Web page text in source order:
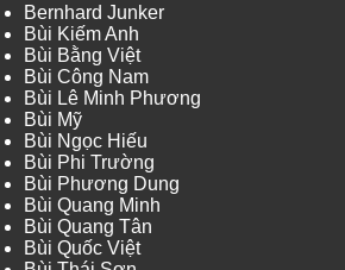
Bernhard Junker
Bùi Kiếm Anh
Bùi Bằng Việt
Bùi Công Nam
Bùi Lê Minh Phương
Bùi Mỹ
Bùi Ngọc Hiếu
Bùi Phi Trường
Bùi Phương Dung
Bùi Quang Minh
Bùi Quang Tân
Bùi Quốc Việt